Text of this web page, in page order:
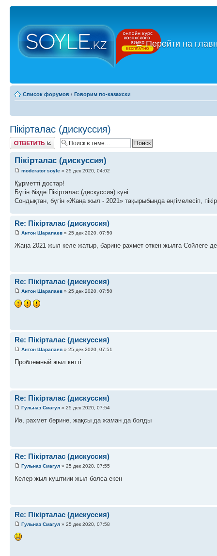
←Перейти на
Список форумов ‹ Говорим по-казахски
Пікірталас (дискуссия)
Ответить
Пікірталас (дискуссия)
moderator soyle » 25 дек 2020, 04:02
Құрметті достар!
Бүгін бізде Пікірталас (дискуссия) күні.
Сондықтан, бүгін «Жаңа жыл - 2021» тақырыбында әңгімелесіп,
Re: Пікірталас (дискуссия)
Антон Шарапаев » 25 дек 2020, 07:50
Жаңа 2021 жыл келе жатыр, барине рахмет өткен жылға Сөйлеге де
Re: Пікірталас (дискуссия)
Антон Шарапаев » 25 дек 2020, 07:50
Re: Пікірталас (дискуссия)
Антон Шарапаев » 25 дек 2020, 07:51
Проблемный жыл кетті
Re: Пікірталас (дискуссия)
Гульназ Смагул » 25 дек 2020, 07:54
Иә, рахмет бәрине, жақсы да жаман да болды
Re: Пікірталас (дискуссия)
Гульназ Смагул » 25 дек 2020, 07:55
Келер жыл куштиии жыл болса екен
Re: Пікірталас (дискуссия)
Гульназ Смагул » 25 дек 2020, 07:58